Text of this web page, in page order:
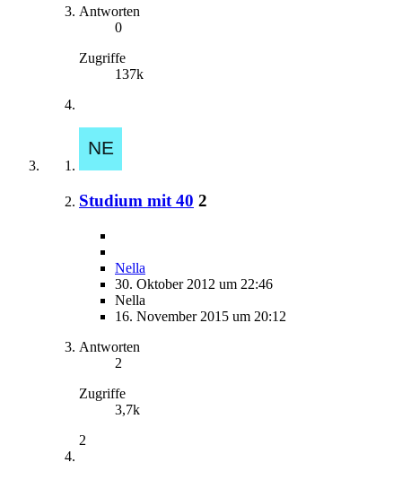
Antworten
0
Zugriffe
137k
Studium mit 40 2
Nella
30. Oktober 2012 um 22:46
Nella
16. November 2015 um 20:12
Antworten
2
Zugriffe
3,7k
2